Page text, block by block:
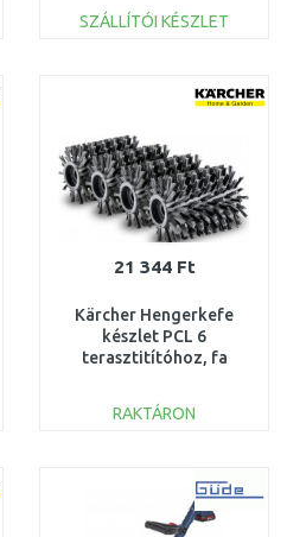
SZÁLLÍTÓI KÉSZLET
Összehasonlítás
21 344 Ft
Kärcher Hengerkefe
készlet PCL 6
terasztitítóhoz, fa
477.0
RAKTÁRON
Összehasonlítás